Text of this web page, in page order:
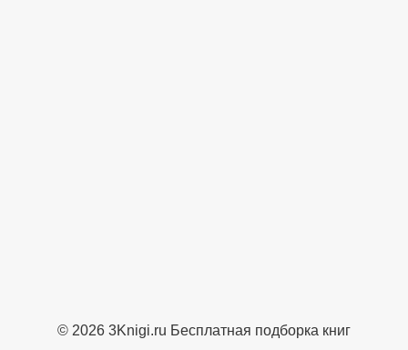
© 2026 3Knigi.ru Бесплатная подборка книг